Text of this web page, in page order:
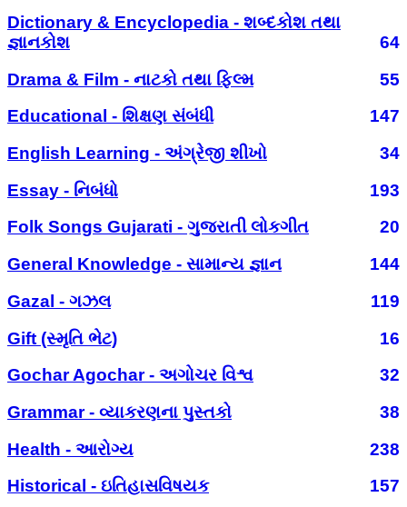
Dictionary & Encyclopedia - શબ્દકોશ તથા
જ્ઞાનકોશ
64
Drama & Film - નાટકો તથા ફિલ્મ
55
Educational - શિક્ષણ સંબંધી
147
English Learning - અંગ્રેજી શીખો
34
Essay - નિબંધો
193
Folk Songs Gujarati - ગુજરાતી લોકગીત
20
General Knowledge - સામાન્ય જ્ઞાન
144
Gazal - ગઝલ
119
Gift (સ્મૃતિ ભેટ)
16
Gochar Agochar - અગોચર વિશ્વ
32
Grammar - વ્યાકરણના પુસ્તકો
38
Health - આરોગ્ય
238
Historical - ઇતિહાસવિષયક
157